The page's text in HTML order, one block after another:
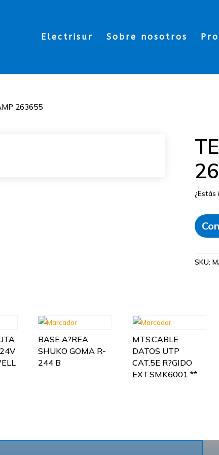
Electrisur Sobre nosotros
263655
SKU:
BASE A?REA
SHUKO GOMA R-
244 B
MTS.CABLE
DATOS UTP
CAT.5E R?GIDO
EXT.SMK6001 **